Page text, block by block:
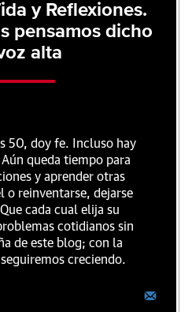
y Reflexiones.
pensamos dicho
alta
50, doy fe. Incluso hay
queda tiempo para
y aprender otras
o reinventarse, dejarse
cada cual elija su
cotidianos sin
de este blog; con la
creciendo.